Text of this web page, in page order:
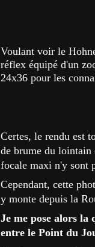
Voulant voir le
réflex équipé d'un
24x36 pour les
Certes, le rendu est
de brume du lointain
focale maxi n'y sont
Cependant, cette
y monte depuis la
Je me pose alors la
entre le Point du